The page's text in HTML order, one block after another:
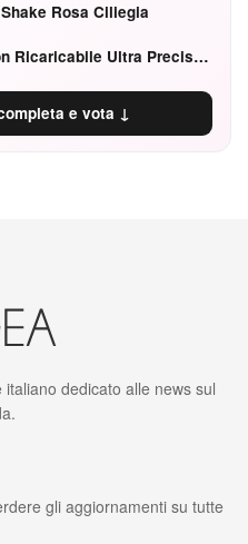
Rosa Ciliegia
Hourglass Confession Ricaricabile Ultra Preciso Ad Alta Intensità Secretly Classic Red
e vota ↓
dedicato alle news sul
gli aggiornamenti su tutte